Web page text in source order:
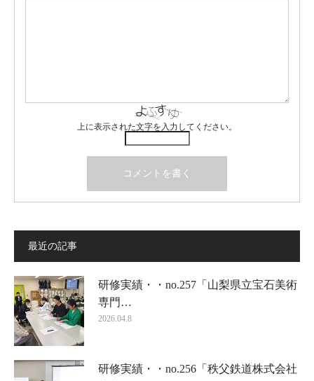
上に表示された文字を入力してください。
最近の記事
研修実績・・no.257「山梨県立宝石美術
専門…
2026.04.8
研修実績・・no.256「秩父鉄道株式会社